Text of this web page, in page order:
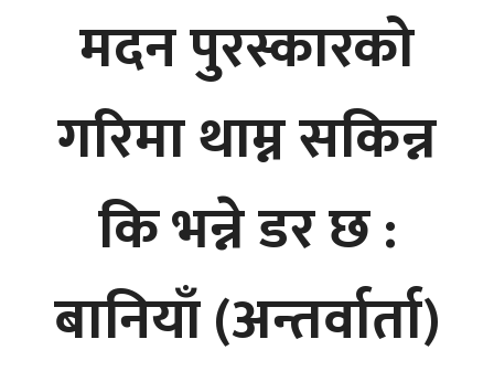
मदन पुरस्कारको
गरिमा थाम्न सकिन्न
कि भन्ने डर छ :
बानियाँ (अन्तर्वार्ता)